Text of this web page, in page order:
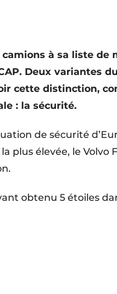
à sa liste de
Deux variantes
cette distinction,
: la sécurité.
de sécurité
plus élevée, le Volvo
obtenu 5 étoiles